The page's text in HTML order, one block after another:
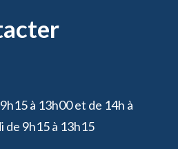
à 13h00 et de 14h à
de 9h15 à 13h15